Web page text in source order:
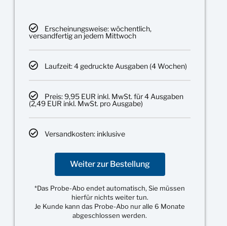
Erscheinungsweise: wöchentlich,
versandfertig an jedem Mittwoch
Laufzeit: 4 gedruckte Ausgaben (4 Wochen)
Preis: 9,95 EUR inkl. MwSt. für 4 Ausgaben
(2,49 EUR inkl. MwSt. pro Ausgabe)
Versandkosten: inklusive
Weiter zur Bestellung
*Das Probe-Abo endet automatisch, Sie müssen
hierfür nichts weiter tun.
Je Kunde kann das Probe-Abo nur alle 6 Monate
abgeschlossen werden.